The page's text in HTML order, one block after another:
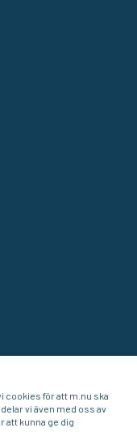
cookies för att m.nu ska
vi även med oss av
kunna ge dig